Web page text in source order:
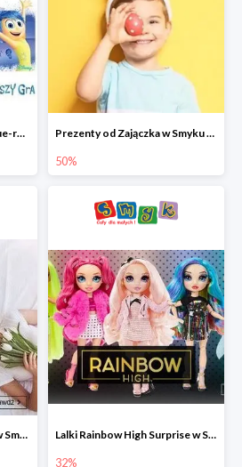
Największe hity Pixar na Blue-rey i DVD w Smyku - drugi film -50% Prezenty od Zajączka w Smyku do -50%
50%
Prezenty na Dzień Kobiet w Smyku do -45% Lalki Rainbow High Surprise w Smyku do -35%
32%